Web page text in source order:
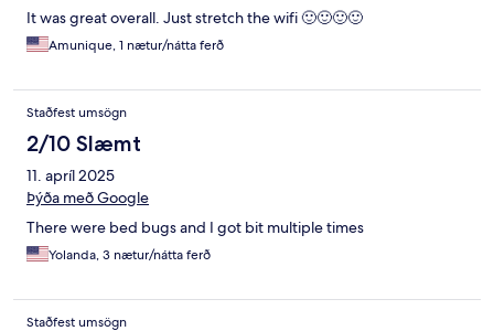
It was great overall. Just stretch the wifi 🙂🙂🙂🙂
Amunique, 1 nætur/nátta ferð
Staðfest umsögn
2/10 Slæmt
11. apríl 2025
Þýða með Google
There were bed bugs and I got bit multiple times
Yolanda, 3 nætur/nátta ferð
Staðfest umsögn